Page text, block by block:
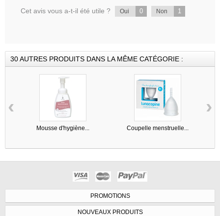
Cet avis vous a-t-il été utile ? Oui 0 Non 1
30 AUTRES PRODUITS DANS LA MÊME CATÉGORIE :
Mousse d'hygiène... Coupelle menstruelle...
‹ ›
PROMOTIONS
NOUVEAUX PRODUITS